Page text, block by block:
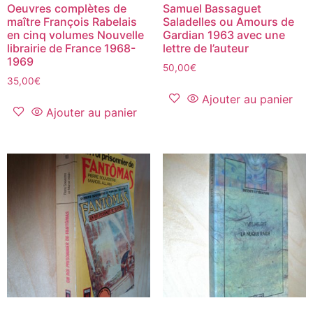
‎Oeuvres complètes de
maître François Rabelais
en cinq volumes‎ Nouvelle
librairie de France 1968-
1969
35,00€
Ajouter au panier
Samuel Bassaguet
Saladelles ou Amours de
Gardian 1963 avec une
lettre de l’auteur
50,00€
Ajouter au panier